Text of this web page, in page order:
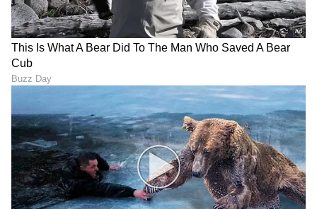
ರೈಲಿನಲ್ಲಿ ತುಪ್ಪ ತೆಗೆದುಕೊಂಡು
ಹೋಗಬಹುದೇ? ಪ್ರಯಾಣಿಸುವ
ಮೊದಲು ಈ ನಿಯಮ ತಪ್ಪದೇ
ಓದಿಕೊಳ್ಳಿ
ಬೆಂಗಳೂರಿನಿಂದ ಧರ್ಮಸ್ಥಳ-
ಕುಕ್ಕೆಗೆ ಹೊಸ ಸ್ಲೀಪರ್ ಬಸ್‌
ಆರಂಭ, ಹಗಲು ಮತ್ತು ರಾತ್ರಿ
LATEST VIDEOS
"ರಾಜಕೀಯ ಬೇಡ, ಸಿನಿಮಾನೇ ಪ್ರಾಣ":
ಕನಕೋತ್ಸವದಲ್ಲಿ ರಿಷಬ್ ಶೆಟ್ಟಿ | Rishab
Shetty speech | Suvarna News
ಶೇ.50 ರಿಂದ ಶೇ.18 ಕ್ಕೆ TAX ಇಳಿಕೆ: ಮೋದಿ-